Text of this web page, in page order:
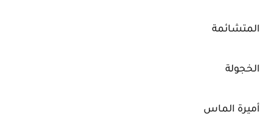
المتشائمة
الخجولة
أميرة الماس